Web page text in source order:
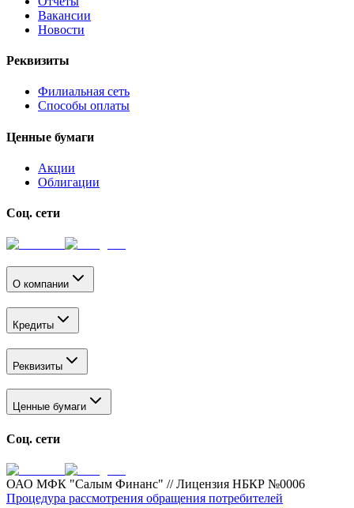
Вакансии
Новости
Реквизиты
Филиальная сеть
Способы оплаты
Ценные бумаги
Акции
Облигации
Соц. сети
О компании
Кредиты
Реквизиты
Ценные бумаги
Соц. сети
ОАО МФК "Салым Финанс" // Лицензия НБКР №0006
Процедура рассмотрения обращения потребителей